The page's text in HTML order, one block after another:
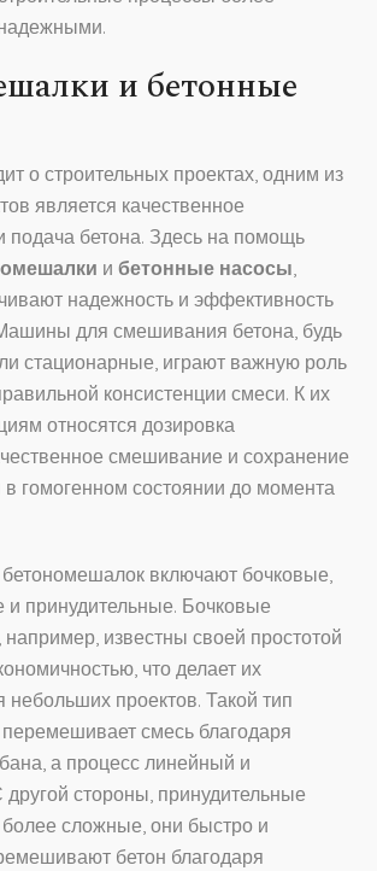
и бетонные
о строительных проектах, одним из
является качественное
подача бетона. Здесь на помощь
и бетонные насосы,
надежность и эффективность
для смешивания бетона, будь
стационарные, играют важную роль
консистенции смеси. К их
относятся дозировка
смешивание и сохранение
гомогенном состоянии до момента
включают бочковые,
и принудительные. Бочковые
известны своей простотой
что делает их
проектов. Такой тип
смесь благодаря
а процесс линейный и
стороны, принудительные
сложные, они быстро и
бетон благодаря